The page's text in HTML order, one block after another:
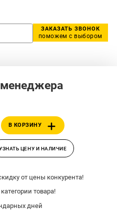
ЗАКАЗАТЬ ЗВОНОК
поможем с выбором
менеджера
В КОРЗИНУ
ЦЕНУ И НАЛИЧИЕ
от цены конкурента!
товара!
дней